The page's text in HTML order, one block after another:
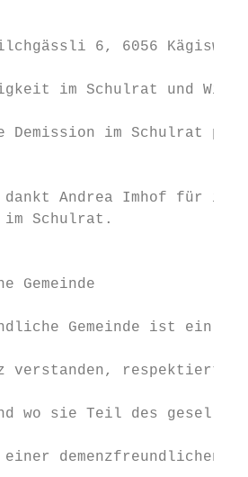
6, 6056
im Schulrat und
Demission im Schulrat
dankt Andrea Imhof für
Schulrat.
Gemeinde
Gemeinde ist ein
verstanden, respektiert
wo sie Teil des
demenzfreundlichen